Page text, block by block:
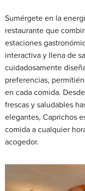
Sumérgete en la
restaurante que
estaciones
interactiva y llena de
cuidadosamente
preferencias,
en cada comida.
frescas y saludables
elegantes, Caprichos
comida a cualquier
acogedor.